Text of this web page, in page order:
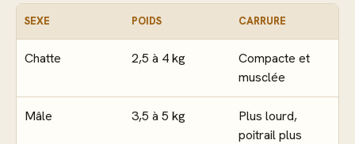
SEXE POIDS CARRURE
Chatte 2,5 à 4 kg
Compacte et
musclée
Mâle 3,5 à 5 kg
Plus lourd,
poitrail plus